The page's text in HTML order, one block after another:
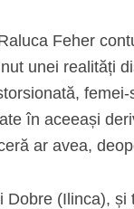
Feher
unei realități
în aceeași
ar avea,
(Ilinca),